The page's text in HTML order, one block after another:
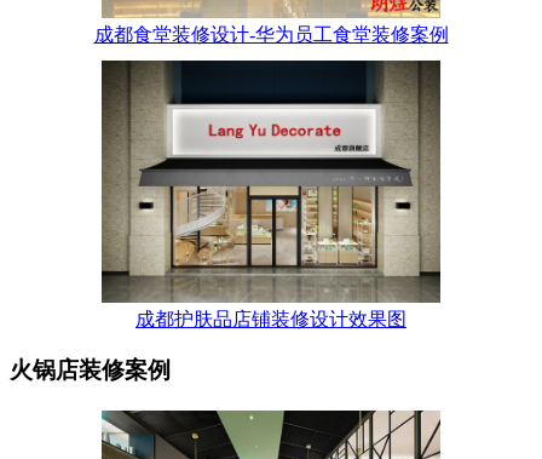
成都食堂装修设计-华为员工食堂装修案例
成都护肤品店铺装修设计效果图
火锅店装修案例